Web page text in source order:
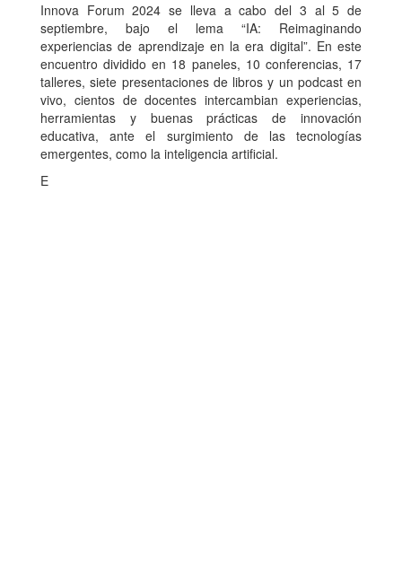
Innova Forum 2024 se lleva a cabo del 3 al 5 de
septiembre, bajo el lema “IA: Reimaginando
experiencias de aprendizaje en la era digital”. En este
encuentro dividido en 18 paneles, 10 conferencias, 17
talleres, siete presentaciones de libros y un podcast en
vivo, cientos de docentes intercambian experiencias,
herramientas y buenas prácticas de innovación
educativa, ante el surgimiento de las tecnologías
emergentes, como la inteligencia artificial.
E